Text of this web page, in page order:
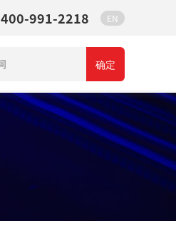
400-991-2218 EN
确定